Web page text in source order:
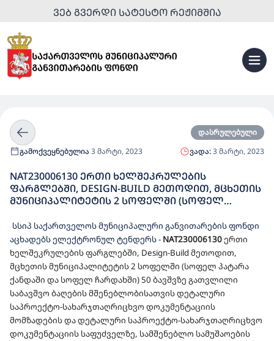
ᲕᲔᲑ ᲒᲕᲔᲠᲓᲘ ᲡᲐᲢᲔᲡᲢᲝ ᲠᲔᲟᲘᲛᲨᲘᲐ
დასრულებული
გამოქვეყნებულია 3 მარტი, 2023 ვადა:3 მარტი, 2023
NAT230006130 ᲔᲠᲗᲘ ᲮᲔᲚᲨᲔᲙᲠᲣᲚᲔᲑᲘᲡ
ᲤᲐᲠᲒᲚᲔᲑᲨᲘ, DESIGN-BUILD ᲛᲔᲗᲝᲓᲘᲗ, ᲛᲪᲮᲔᲗᲘᲡ
ᲛᲣᲜᲘᲪᲘᲞᲐᲚᲘᲢᲔᲢᲘᲡ 2 ᲡᲝᲤᲔᲚᲨᲘ (ᲡᲝᲤᲔᲚ
ᲑᲐᲕᲨᲕᲖᲔ ᲒᲐᲗᲕᲚᲘᲚᲘ ᲡᲐᲑᲐᲕᲨᲕᲝ ᲑᲐᲦᲔᲑᲘᲡ
ᲛᲨᲔᲜᲔᲑᲚᲝᲑᲘᲡᲐᲗᲕᲘᲡ ᲓᲔᲢᲐᲚᲣᲠᲘ ᲡᲐᲞᲠᲝᲔᲥᲢᲝ-
ᲡᲐᲮᲐᲠᲯᲗᲐᲦᲠᲘᲪᲮᲕᲝ ᲓᲝᲙᲣᲛᲔᲜᲢᲐᲪᲘᲘᲡ
ᲛᲝᲛᲖᲐᲓᲔᲑᲘᲡ ᲓᲐ ᲓᲔᲢᲐᲚᲣᲠᲘ ᲡᲐᲞᲠᲝᲔᲥᲢᲝ-
ᲡᲐᲮᲐᲠᲯᲗᲐᲦᲠᲘᲪᲮᲕᲝ ᲓᲝᲙᲣᲛᲔᲜᲢᲐᲪᲘᲘᲡ
ᲡᲐᲤᲣᲫᲕᲔᲚᲖᲔ, ᲡᲐᲛᲨᲔᲜᲔᲑᲚᲝ ᲡᲐᲛᲣᲨᲐᲝᲔᲑᲘᲡ
ᲨᲔᲡᲠᲣᲚᲔᲑᲘᲡ ᲡᲐᲮᲔᲚᲛᲬᲘᲤᲝ ᲨᲔᲡᲧᲘᲓᲕᲐ
სსიპ საქართველოს მუნიციპალური განვითარების ფონდი
აცხადებს ელექტრონულ ტენდერს- NAT230006130ერთი
ხელშეკრულების ფარგლებში, Design-Build მეთოდით,
მცხეთის მუნიციპალიტეტის 2 სოფელში (სოფელ პატარა
ქანდაში და სოფელ ჩარდახში) 50 ბავშვზე გათვლილი
საბავშვო ბაღების მშენებლობისათვის დეტალური
საპროექტო-სახარჯთაღრიცხვო დოკუმენტაციის
მომზადების და დეტალური საპროექტო-სახარჯთაღრიცხვო
დოკუმენტაციის საფუძველზე, სამშენებლო სამუშაოების